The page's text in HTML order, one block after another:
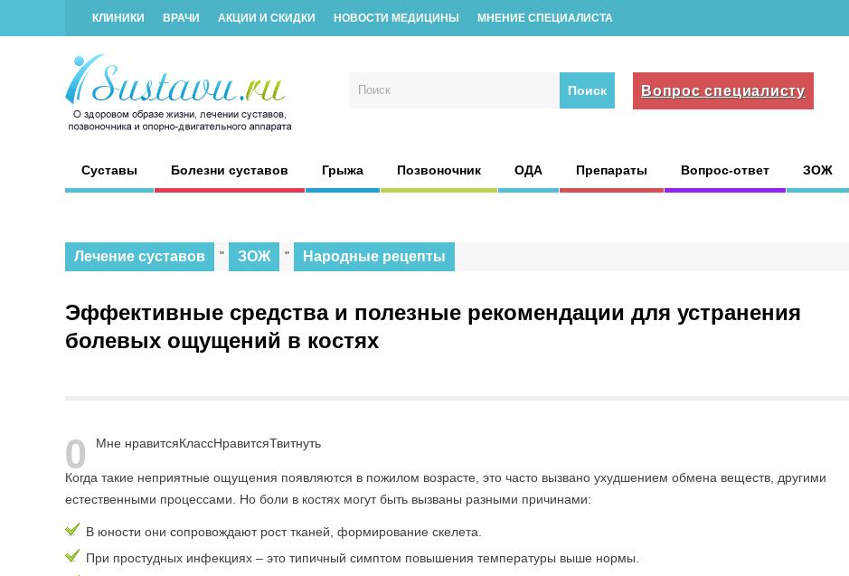
КЛИНИКИ ВРАЧИ АКЦИИ И СКИДКИ НОВОСТИ МЕДИЦИНЫ МНЕНИЕ СПЕЦИАЛИСТА
Вопрос специалисту
Суставы Болезни суставов Грыжа Позвоночник ОДА Препараты Вопрос-ответ ЗОЖ
Лечение суставов " ЗОЖ " Народные рецепты
Эффективные средства и полезные рекомендации для устранения
болевых ощущений в костях
0 Мне нравитсяКлассНравитсяТвитнуть
Когда такие неприятные ощущения появляются в пожилом возрасте, это часто вызвано ухудшением обмена веществ, другими
естественными процессами. Но боли в костях могут быть вызваны разными причинами:
В юности они сопровождают рост тканей, формирование скелета.
При простудных инфекциях – это типичный симптом повышения температуры выше нормы.